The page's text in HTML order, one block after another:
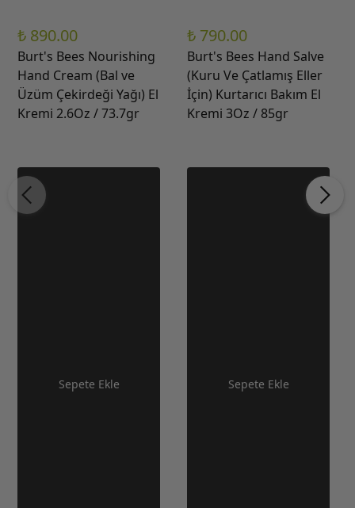
₺ 890.00
Burt's Bees Nourishing
Hand Cream (Bal ve
Üzüm Çekirdeği Yağı) El
Kremi 2.6Oz / 73.7gr
Sepete Ekle
₺ 790.00
Burt's Bees Hand Salve
(Kuru Ve Çatlamış Eller
İçin) Kurtarıcı Bakım El
Kremi 3Oz / 85gr
Sepete Ekle